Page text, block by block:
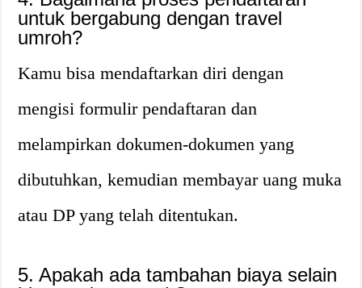
untuk bergabung dengan travel
umroh?
Kamu bisa mendaftarkan diri dengan
mengisi formulir pendaftaran dan
melampirkan dokumen-dokumen yang
dibutuhkan, kemudian membayar uang muka
atau DP yang telah ditentukan.
5. Apakah ada tambahan biaya selain